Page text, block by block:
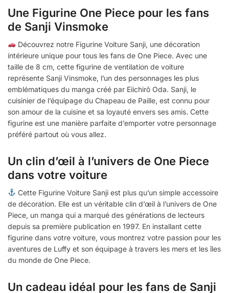
Une Figurine One Piece pour les fans
de Sanji Vinsmoke
Découvrez notre Figurine Voiture Sanji, une décoration
intérieure unique pour tous les fans de One Piece. Avec une
taille de 8 cm, cette figurine de ventilation de voiture
représente Sanji Vinsmoke, l’un des personnages les plus
emblématiques du manga créé par Eiichirō Oda. Sanji, le
cuisinier de l’équipage du Chapeau de Paille, est connu pour
son amour de la cuisine et sa loyauté envers ses amis. Cette
figurine est une manière parfaite d’emporter votre personnage
préféré partout où vous allez.
Un clin d’œil à l’univers de One Piece
dans votre voiture
Cette Figurine Voiture Sanji est plus qu’un simple accessoire
de décoration. Elle est un véritable clin d’œil à l’univers de One
Piece, un manga qui a marqué des générations de lecteurs
depuis sa première publication en 1997. En installant cette
figurine dans votre voiture, vous montrez votre passion pour les
aventures de Luffy et son équipage à travers les mers et les îles
du monde de One Piece.
Un cadeau idéal pour les fans de Sanji